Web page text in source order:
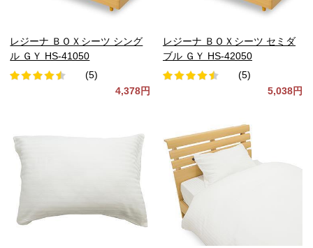
レジーナ ＢＯＸシーツ シング
ル ＧＹ HS-41050
(5)
4,378円
レジーナ ＢＯＸシーツ セミダ
ブル ＧＹ HS-42050
(5)
5,038円